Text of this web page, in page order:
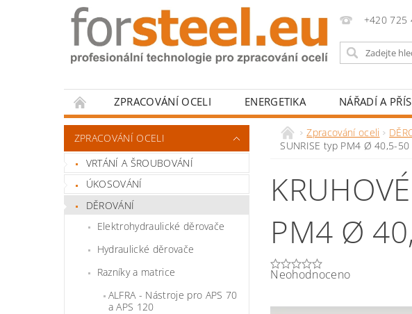
+420 725
ZPRACOVÁNÍ OCELI ENERGETIKA NÁŘADÍ A
HODNOCENÍ OBCHODU
ZPRACOVÁNÍ OCELI
VRTÁNÍ A ŠROUBOVÁNÍ
ÚKOSOVÁNÍ
DĚROVÁNÍ
Elektrohydraulické děrovače
Hydraulické děrovače
Razníky a matrice
ALFRA - Nástroje pro APS 70
a APS 120
Zpracování oceli
SUNRISE typ PM4 Ø 40,5-
PM4 Ø
Neohodnoceno